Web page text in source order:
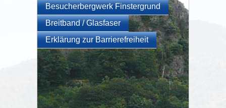
Besucherbergwerk Finstergrund
Breitband / Glasfaser
Erklärung zur Barrierefreiheit